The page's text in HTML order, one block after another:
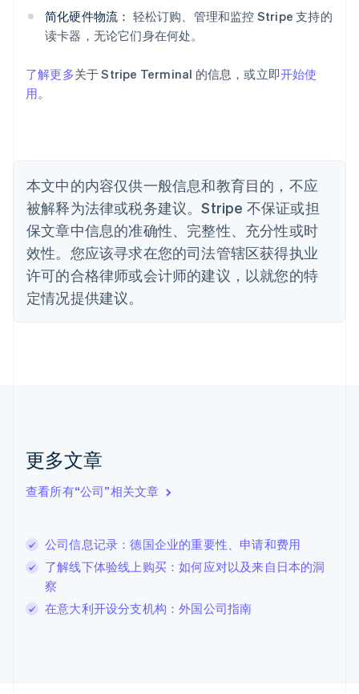
简化硬件物流： 轻松订购、管理和监控 Stripe 支持的
读卡器，无论它们身在何处。
了解更多关于 Stripe Terminal 的信息，或立即开始使
用。
本文中的内容仅供一般信息和教育目的，不应
被解释为法律或税务建议。Stripe 不保证或担
保文章中信息的准确性、完整性、充分性或时
效性。您应该寻求在您的司法管辖区获得执业
许可的合格律师或会计师的建议，以就您的特
定情况提供建议。
更多文章
查看所有“公司”相关文章
公司信息记录：德国企业的重要性、申请和费用
了解线下体验线上购买：如何应对以及来自日本的洞
察
在意大利开设分支机构：外国公司指南
奥地利
Deutsch English
澳大利亚
巴西
English
丹麦
English
德国
DeutschEnglish
法国
FrançaisEnglish
芬兰
EnglishSvenska
English Italiano
拉脱维亚
立陶宛
DeutschEnglish
卢森堡
FrançaisDeutsch English
罗马尼亚
English